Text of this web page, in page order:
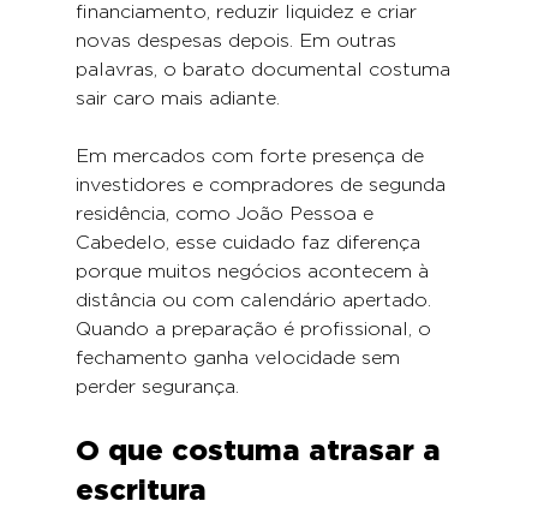
financiamento, reduzir liquidez e criar
novas despesas depois. Em outras
palavras, o barato documental costuma
sair caro mais adiante.
Em mercados com forte presença de
investidores e compradores de segunda
residência, como João Pessoa e
Cabedelo, esse cuidado faz diferença
porque muitos negócios acontecem à
distância ou com calendário apertado.
Quando a preparação é profissional, o
fechamento ganha velocidade sem
perder segurança.
O que costuma atrasar a
escritura